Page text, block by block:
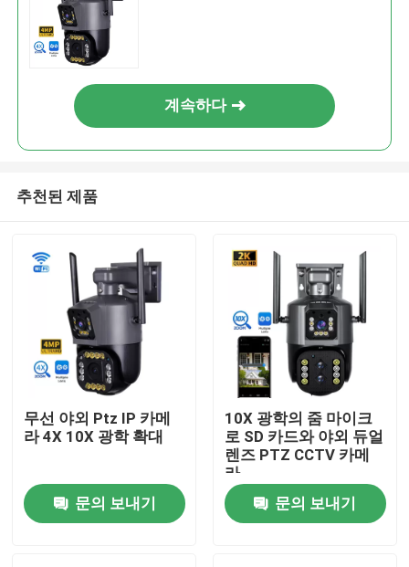
계속하다
추천된 제품
무선 야외 Ptz IP 카메
라 4X 10X 광학 확대
문의 보내기
10X 광학의 줌 마이크
로 SD 카드와 야외 듀얼
렌즈 PTZ CCTV 카메
라
문의 보내기